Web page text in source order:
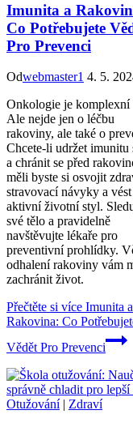
Imunita a
Co Potřebujete
Pro Prevenci
Odwebmaster1 4. 5.
Onkologie je komplexní
Ale nejde jen o léčbu
rakoviny, ale také o
Chcete-li udržet imunitu
a chránit se před
měli byste si osvojit
stravovací návyky a vést
aktivní životní styl.
své tělo a pravidelně
navštěvujte lékaře pro
preventivní prohlídky.
odhalení rakoviny vám
zachránit život.
Přečtěte si více Imunita a
Rakovina: Co
Vědět Pro Prevenci
Otužování| Zdraví